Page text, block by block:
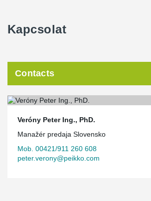
Kapcsolat
Contacts
Veróny Peter Ing., PhD.
Manažér predaja Slovensko
Mob. 00421/911 260 608
peter.verony@peikko.com